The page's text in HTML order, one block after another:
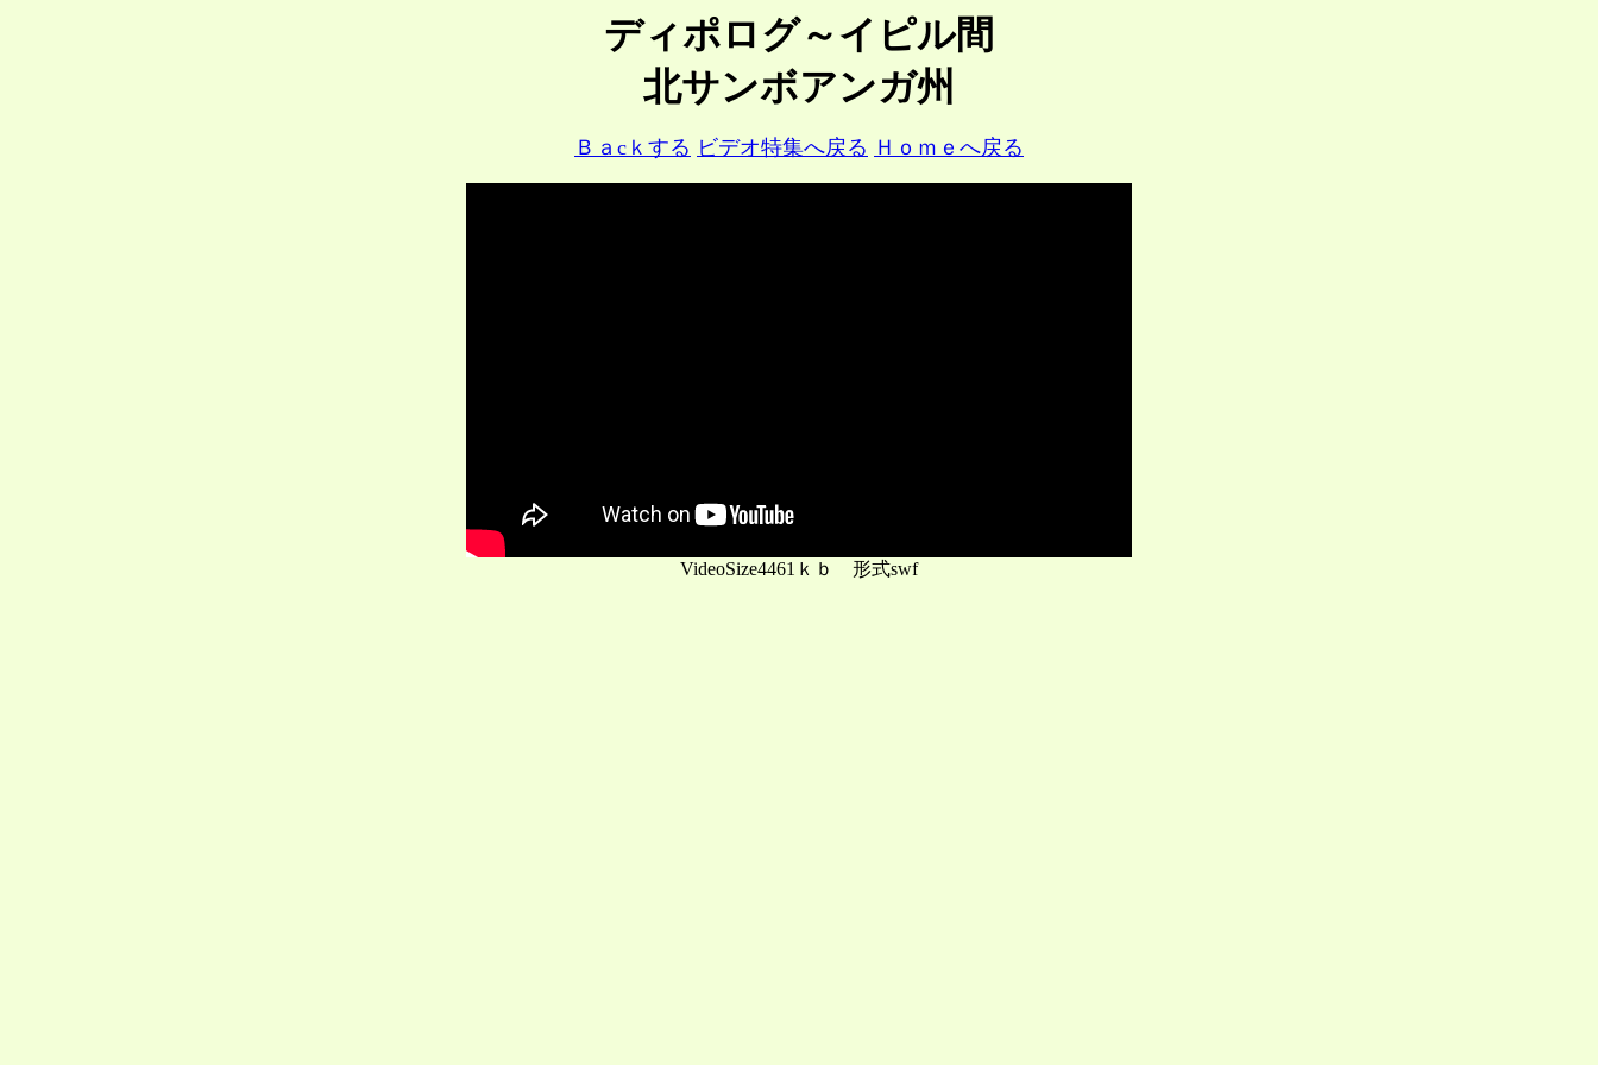
ディポログ～イピル間
北サンボアンガ州
Ｂａcｋする ビデオ特集へ戻る Ｈｏｍｅへ戻る
VideoSize4461ｋｂ 形式swf